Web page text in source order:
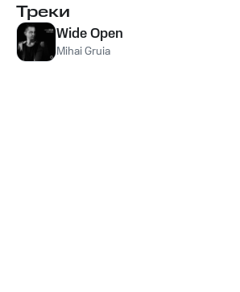
Треки
Wide Open
Mihai Gruia